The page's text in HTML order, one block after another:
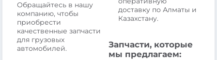
Обращайтесь в нашу
компанию, чтобы
приобрести
качественные запчасти
для грузовых
автомобилей.
доставку по Алматы и
Казахстану.
Запчасти, которые
мы предлагаем: